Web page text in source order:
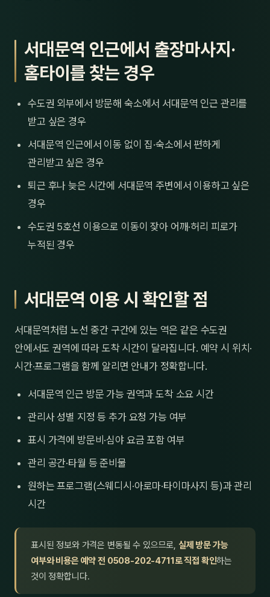
서대문역 인근에서 출장마사지·
홈타이를 찾는 경우
수도권 외부에서 방문해 숙소에서 서대문역 인근 관리를
받고 싶은 경우
서대문역 인근에서 이동 없이 집·숙소에서 편하게
관리받고 싶은 경우
퇴근 후나 늦은 시간에 서대문역 주변에서 이용하고 싶은
경우
수도권 5호선 이용으로 이동이 잦아 어깨·허리 피로가
누적된 경우
서대문역 이용 시 확인할 점
서대문역처럼 노선 중간 구간에 있는 역은 같은 수도권
안에서도 권역에 따라 도착 시간이 달라집니다. 예약 시 위치·
시간·프로그램을 함께 알리면 안내가 정확합니다.
서대문역 인근 방문 가능 권역과 도착 소요 시간
관리사 성별 지정 등 추가 요청 가능 여부
표시 가격에 방문비·심야 요금 포함 여부
관리 공간·타월 등 준비물
원하는 프로그램(스웨디시·아로마·타이마사지 등)과 관리
시간
표시된 정보와 가격은 변동될 수 있으므로, 실제 방문 가능
여부와 비용은 예약 전 0508-202-4711로 직접 확인하는
것이 정확합니다.